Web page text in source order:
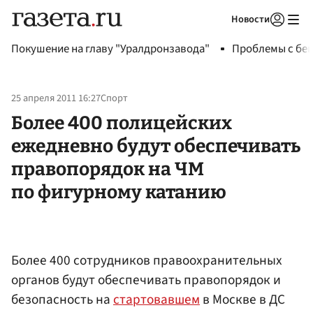
Новости
Покушение на главу "Уралдронзавода" Проблемы с
25 апреля 2011 16:27Спорт
Более 400 полицейских
ежедневно будут обеспечивать
правопорядок на ЧМ
по фигурному катанию
Более 400 сотрудников правоохранительных
органов будут обеспечивать правопорядок и
безопасность настартовавшемв Москве в ДС